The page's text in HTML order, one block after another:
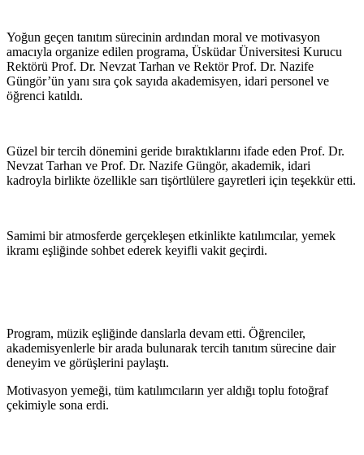
Yoğun geçen tanıtım sürecinin ardından moral ve motivasyon
amacıyla organize edilen programa, Üsküdar Üniversitesi Kurucu
Rektörü Prof. Dr. Nevzat Tarhan ve Rektör Prof. Dr. Nazife
Güngör’ün yanı sıra çok sayıda akademisyen, idari personel ve
öğrenci katıldı.
Güzel bir tercih dönemini geride bıraktıklarını ifade eden Prof. Dr.
Nevzat Tarhan ve Prof. Dr. Nazife Güngör, akademik, idari
kadroyla birlikte özellikle sarı tişörtlülere gayretleri için teşekkür etti.
Samimi bir atmosferde gerçekleşen etkinlikte katılımcılar, yemek
ikramı eşliğinde sohbet ederek keyifli vakit geçirdi.
Program, müzik eşliğinde danslarla devam etti. Öğrenciler,
akademisyenlerle bir arada bulunarak tercih tanıtım sürecine dair
deneyim ve görüşlerini paylaştı.
Motivasyon yemeği, tüm katılımcıların yer aldığı toplu fotoğraf
çekimiyle sona erdi.